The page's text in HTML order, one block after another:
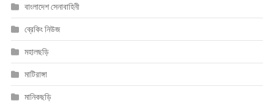
বাংলাদেশ সেনাবাহিনী
ব্রেকিং নিউজ
মহালছড়ি
মাটিরাঙ্গা
মানিকছড়ি